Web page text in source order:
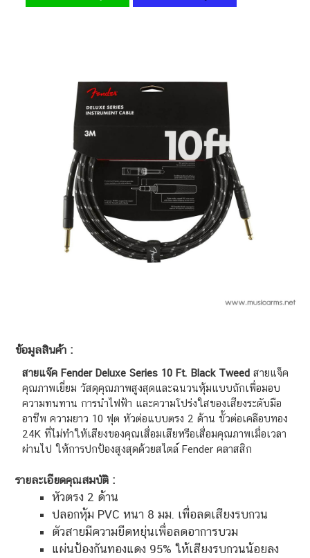
ข้อมูลสินค้า :
สายแจ๊ค Fender Deluxe Series 10 Ft. Black Tweed สายแจ็ค
คุณภาพเยี่ยม วัสดุคุณภาพสูงสุดและฉนวนหุ้มแบบถักเพื่อมอบ
ความทนทาน การนำไฟฟ้า และความโปร่งใสของเสียงระดับมือ
อาชีพ ความยาว 10 ฟุต หัวต่อแบบตรง 2 ด้าน ขั้วต่อเคลือบทอง
24K ที่ไม่ทำให้เสียงของคุณเสื่อมเสียหรือเสื่อมคุณภาพเมื่อเวลา
ผ่านไป ให้การปกป้องสูงสุดด้วยสไตล์ Fender คลาสสิก
รายละเอียดคุณสมบัติ :
หัวตรง 2 ด้าน
ปลอกหุ้ม PVC หนา 8 มม. เพื่อลดเสียงรบกวน
ตัวสายมีความยืดหยุ่นเพื่อลดอาการบวม
แผ่นป้องกันทองแดง 95% ให้เสียงรบกวนน้อยลง